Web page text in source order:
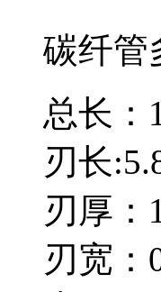
碳纤管
总长：
刃长
刃厚：
刃宽：